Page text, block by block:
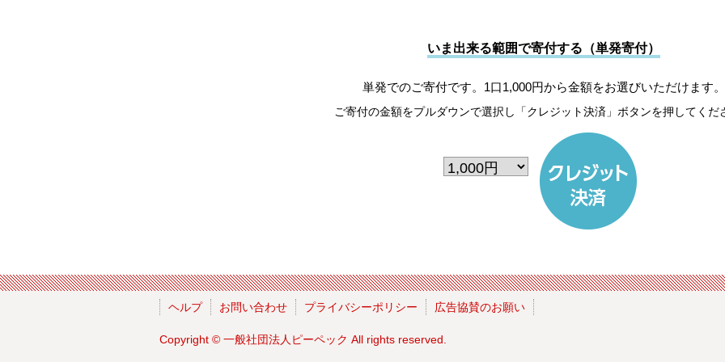
いま出来る範囲で寄付する（単発寄付）
単発でのご寄付です。1口1,000円から金額をお選びいただけます。
ご寄付の金額をプルダウンで選択し「クレジット決済」ボタンを押してくだ
ヘルプ お問い合わせ プライバシーポリシー 広告協賛のお願い
Copyright © 一般社団法人ピーペック All rights reserved.